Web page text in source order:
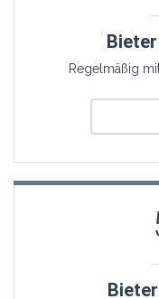
Regelmäßig